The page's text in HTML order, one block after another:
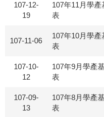
107-12-
19
107年11月學
表
107-11-06
107年10月學
表
107-10-
12
107年9月學產
表
107-09-
13
107年8月學產
表